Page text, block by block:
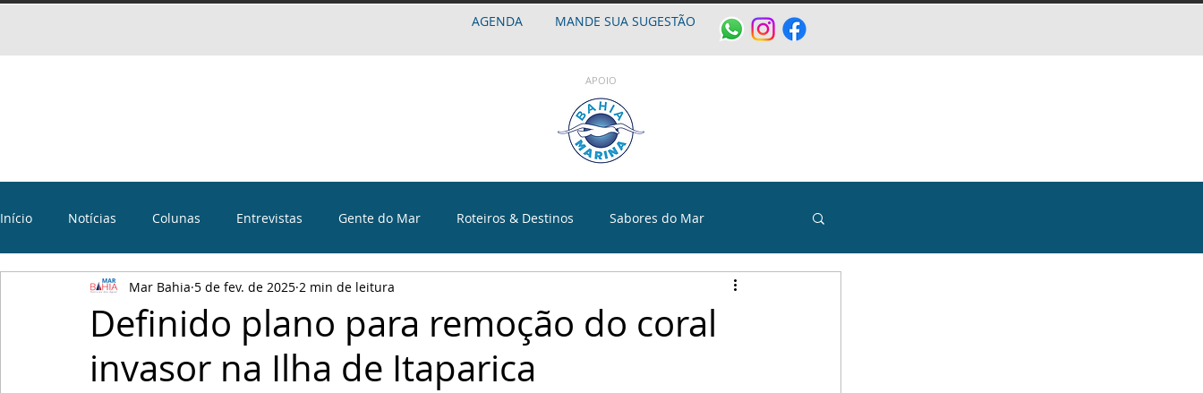
Início Notícias Colunas Entrevistas Gente do Mar Roteiros & Destinos Sabores do Mar
Curiosidades
Definido plano para remoção do coral
invasor na Ilha de Itaparica
Mar Bahia 5 de fev. de 2025 2 min de leitura
AGENDA MANDE SUA SUGESTÃO
APOIO